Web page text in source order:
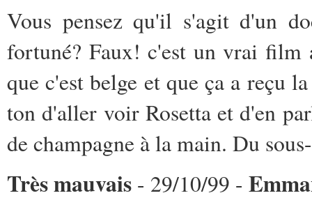
Vous pensez qu'il s'agit d'un
fortuné? Faux! c'est un vrai film
que c'est belge et que ça a reçu
ton d'aller voir Rosetta et d'en
de champagne à la main. Du
Très mauvais - 29/10/99 -